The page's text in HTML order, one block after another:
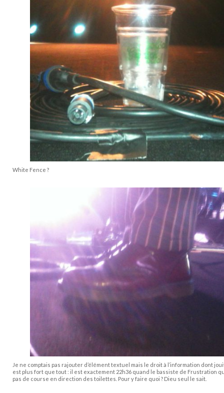
White Fence ?
Je ne comptais pas rajouter d’élément textuel mais le droit à l’information dont
est plus fort que tout : il est exactement 22h36 quand le bassiste de Frustration
pas de course en direction des toilettes. Pour y faire quoi ? Dieu seul le sait.